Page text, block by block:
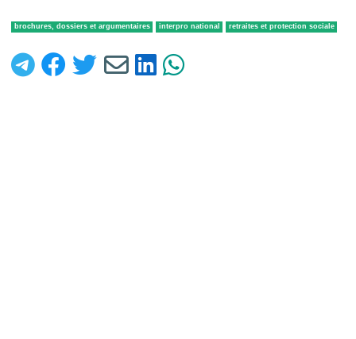
brochures, dossiers et argumentaires interpro national retraites et protection sociale